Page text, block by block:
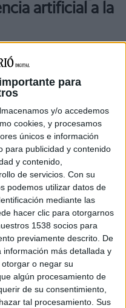
para
y/o accedemos
cookies, y procesamos
únicos e información
para publicidad y contenido
y contenido,
de servicios. Con su
podemos utilizar datos de
mediante las
hacer clic para otorgarnos
1538 socios para
previamente descrito. De
más detallada y
o negar su
algún procesamiento de
de su consentimiento,
tal procesamiento. Sus
artificial a la
trobada de la Internet
a la tarda una cançó
(IA). Des ...
Notícia
oficial per
pel grup llancenc
el tema d'aquest estiu
Brava Girona de la